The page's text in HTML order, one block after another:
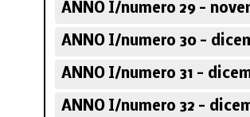
ANNO I/numero 29 -
ANNO I/numero 30 -
ANNO I/numero 31 -
ANNO I/numero 32 -